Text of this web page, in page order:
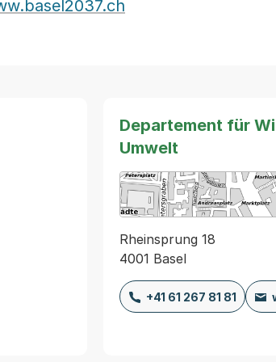
Departement für
Umwelt
Rheinsprung 18
4001 Basel
+41 61 267 81 81